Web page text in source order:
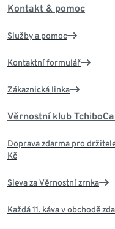
Kontakt & pomoc
Služby a pomoc
Kontaktní formulář
Zákaznická linka
Věrnostní klub
Doprava zdarma pro
Kč
Sleva za Věrnostní zrnka
Každá 11. káva v obchodě